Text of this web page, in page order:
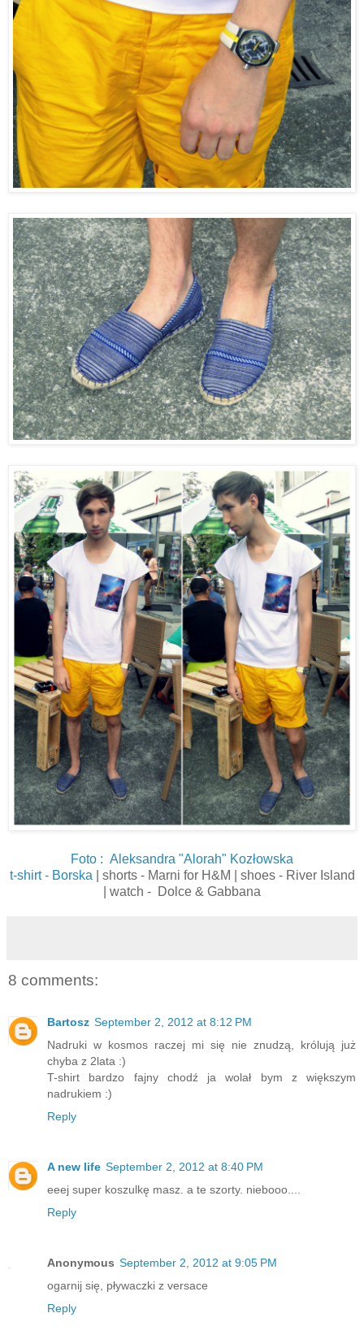
Foto : Aleksandra "Alorah" Kozłowska
t-shirt - Borska | shorts - Marni for H&M | shoes - River Island
| watch - Dolce & Gabbana
8 comments:
Bartosz September 2, 2012 at 8:12 PM
Nadruki w kosmos raczej mi się nie znudzą, królują już
chyba z 2lata :)
T-shirt bardzo fajny chodź ja wolał bym z większym
nadrukiem :)
Reply
A new life September 2, 2012 at 8:40 PM
eeej super koszulkę masz. a te szorty. niebooo....
Reply
Anonymous September 2, 2012 at 9:05 PM
ogarnij się, pływaczki z versace
Reply